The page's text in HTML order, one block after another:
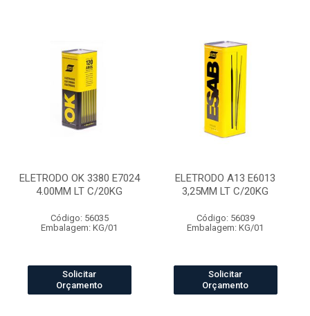
ELETRODO OK 3380 E7024
4.00MM LT C/20KG
Código: 56035
Embalagem: KG/01
Solicitar
Orçamento
ELETRODO A13 E6013
3,25MM LT C/20KG
Código: 56039
Embalagem: KG/01
Solicitar
Orçamento